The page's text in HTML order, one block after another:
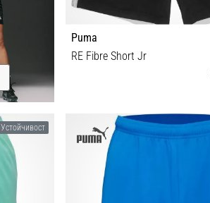
Puma
RE Fibre Short Jr
176
Устойчивост